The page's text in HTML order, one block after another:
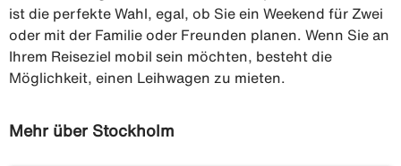
ist die perfekte Wahl, egal, ob Sie ein Weekend für Zwei
oder mit der Familie oder Freunden planen. Wenn Sie an
Ihrem Reiseziel mobil sein möchten, besteht die
Möglichkeit, einen Leihwagen zu mieten.
Mehr über Stockholm